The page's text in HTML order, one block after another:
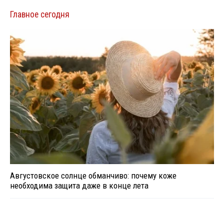
Главное сегодня
Августовское солнце обманчиво: почему коже
необходима защита даже в конце лета